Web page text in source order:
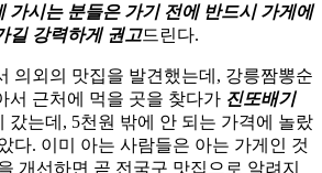
가시는 분들은 가기 전에 반드시 가게에
길 강력하게 권고드린다.
의외의 맛집을 발견했는데, 강릉짬뽕순
서 근처에 먹을 곳을 찾다가 진또배기
갔는데, 5천원 밖에 안 되는 가격에 놀랐
다. 이미 아는 사람들은 아는 가게인 것
개선하면 곧 전국구 맛집으로 알려지